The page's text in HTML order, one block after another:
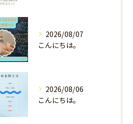
2026/08/07
こんにちは。
2026/08/06
こんにちは。